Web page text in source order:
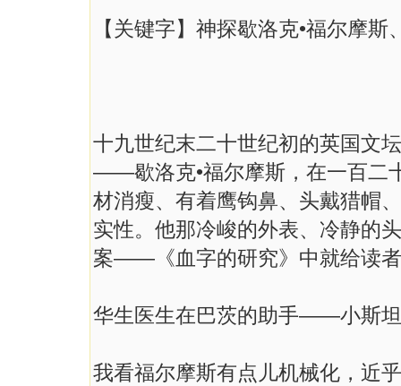
【关键字】神探歇洛克•福尔摩
十九世纪末二十世纪初的英国文
——歇洛克•福尔摩斯，在一百二
材消瘦、有着鹰钩鼻、头戴猎帽
实性。他那冷峻的外表、冷静的
案——《血字的研究》中就给读
华生医生在巴茨的助手——小斯
我看福尔摩斯有点儿机械化，近